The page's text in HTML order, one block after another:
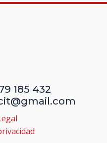
185 432